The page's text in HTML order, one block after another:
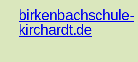
birkenbachschule-
kirchardt.de